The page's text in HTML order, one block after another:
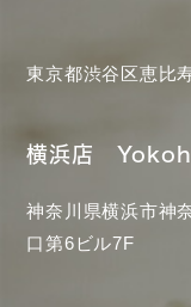
東京都渋谷区恵比
横浜店
神奈川県横浜市神
口第6ビル7F